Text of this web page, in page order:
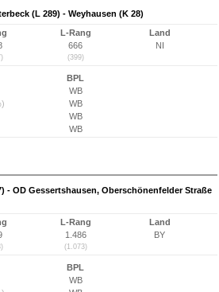
(L 289) - Weyhausen (K 28)
L-Rang
666
(399)
Land
NI
BPL
WB
WB
WB
WB
- OD Gessertshausen, Oberschönenfelder Straße
L-Rang
1.486
(1.073)
Land
BY
BPL
WB